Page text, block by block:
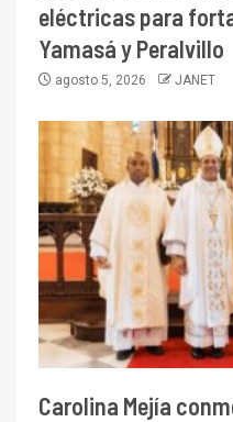
eléctricas para
Yamasá y Peralvillo
agosto 5, 2026 JANET
Carolina Mejía